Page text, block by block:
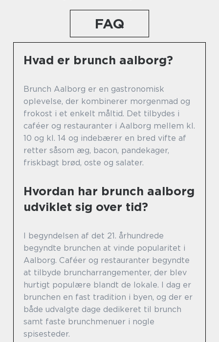
FAQ
Hvad er brunch aalborg?
Brunch Aalborg er en gastronomisk
oplevelse, der kombinerer morgenmad og
frokost i et enkelt måltid. Det tilbydes i
caféer og restauranter i Aalborg mellem kl.
10 og kl. 14 og indebærer en bred vifte af
retter såsom æg, bacon, pandekager,
friskbagt brød, oste og salater.
Hvordan har brunch aalborg
udviklet sig over tid?
I begyndelsen af det 21. århundrede
begyndte brunchen at vinde popularitet i
Aalborg. Caféer og restauranter begyndte
at tilbyde bruncharrangementer, der blev
hurtigt populære blandt de lokale. I dag er
brunchen en fast tradition i byen, og der er
både udvalgte dage dedikeret til brunch
samt faste brunchmenuer i nogle
spisesteder.